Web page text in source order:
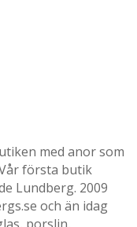
med anor som
första butik
Lundberg. 2009
och än idag